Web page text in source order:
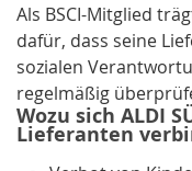
Als BSCI-Mitglied
dafür, dass seine
sozialen
regelmäßig
Wozu sich ALDI
Lieferanten